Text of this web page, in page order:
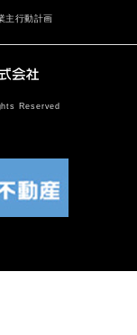
Reserved
主行動計画